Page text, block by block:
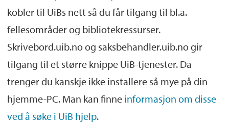
kobler til UiBs nett så du får tilgang til bl.a.
fellesområder og bibliotekressurser.
Skrivebord.uib.no og saksbehandler.uib.no gir
tilgang til et større knippe UiB-tjenester. Da
trenger du kanskje ikke installere så mye på din
hjemme-PC. Man kan finne informasjon om disse
ved å søke i UiB hjelp.